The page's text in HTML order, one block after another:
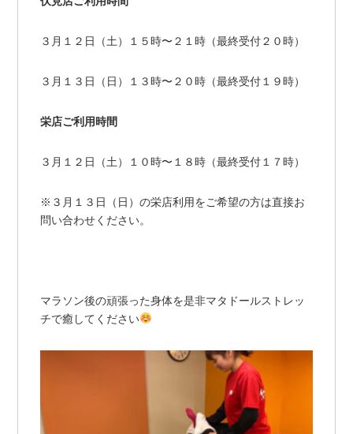
３月１２日（土）１５時〜２１時（最終受付２０時）
３月１３日（日）１３時〜２０時（最終受付１９時）
栄店ご利用時間
３月１２日（土）１０時〜１８時（最終受付１７時）
※３月１３日（日）の栄店利用をご希望の方は直接お
問い合わせください。
マラソン後の頑張った身体を是非マタドールストレッ
チで癒してください